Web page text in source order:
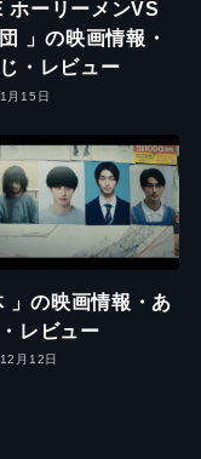
ホーリーメンVS
」の映画情報・
・レビュー
月15日
」の映画情報・あ
レビュー
月12日